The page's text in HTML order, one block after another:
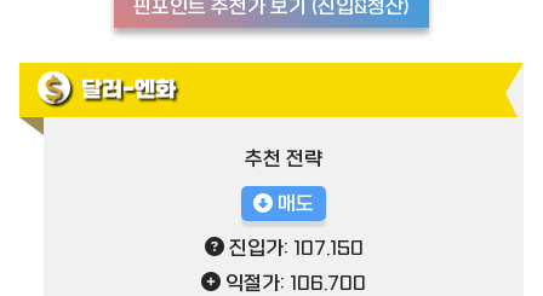
핀포인트 추천가 보기 (진입&청산)
달러-엔화
추천 전략
매도
진입가: 107.150
익절가: 106.700